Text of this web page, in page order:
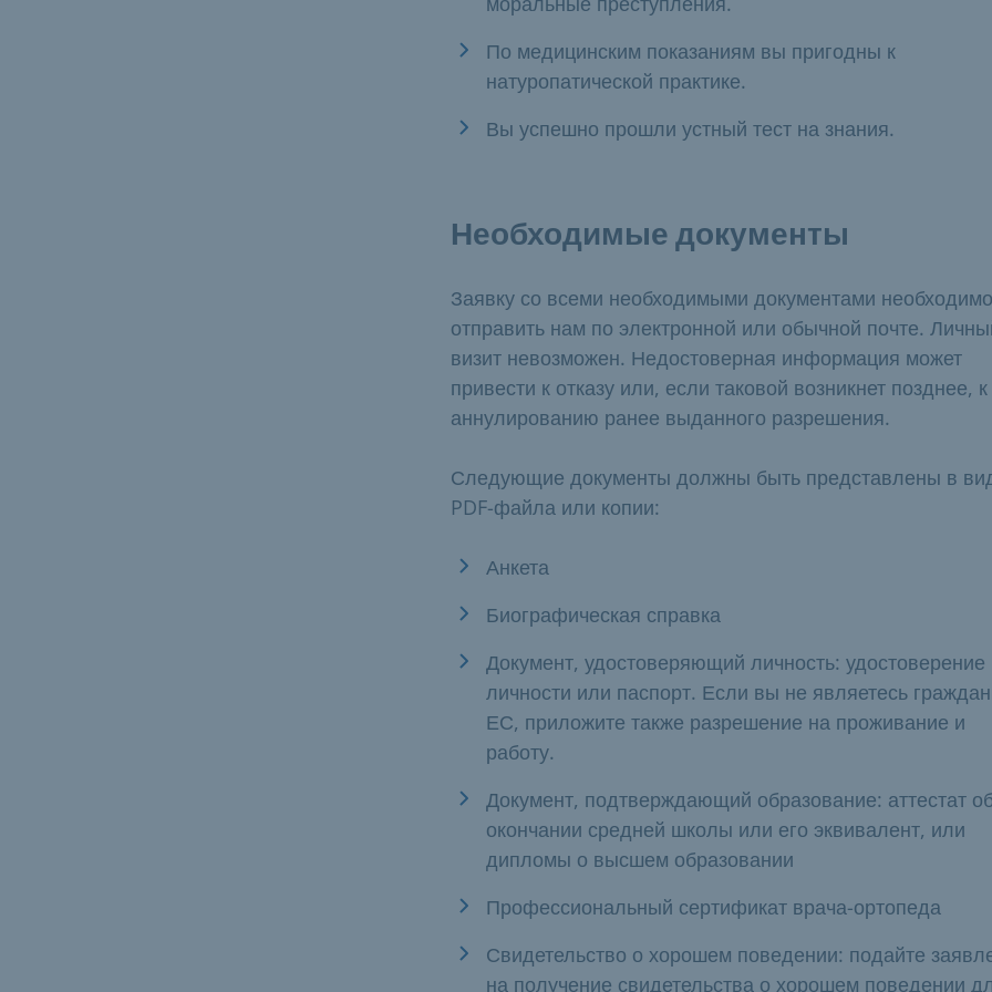
По медицинским показаниям вы пригодны к
натуропатической практике.
Вы успешно прошли устный тест на знания.
Необходимые документы
Заявку со всеми необходимыми документами необходимо
отправить нам по электронной или обычной почте.
визит невозможен. Недостоверная информация может
привести к отказу или, если таковой возникнет позднее, к
аннулированию ранее выданного разрешения.
Следующие документы должны быть представлены в
PDF-файла или копии:
Анкета
Биографическая справка
Документ, удостоверяющий личность: удостоверение
личности или паспорт. Если вы не являетесь
ЕС, приложите также разрешение на проживание и
работу.
Документ, подтверждающий образование: аттестат
окончании средней школы или его эквивалент, или
дипломы о высшем образовании
Профессиональный сертификат врача-ортопеда
Свидетельство о хорошем поведении: подайте
на получение свидетельства о хорошем поведении